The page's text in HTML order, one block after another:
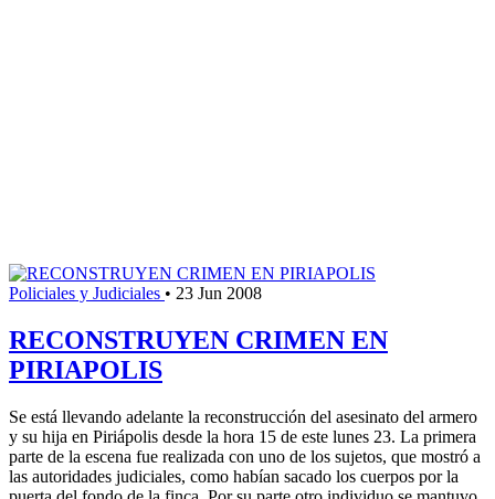
Policiales y Judiciales • 23 Jun 2008
RECONSTRUYEN CRIMEN EN
PIRIAPOLIS
Se está llevando adelante la reconstrucción del asesinato del armero
y su hija en Piriápolis desde la hora 15 de este lunes 23. La primera
parte de la escena fue realizada con uno de los sujetos, que mostró a
las autoridades judiciales, como habían sacado los cuerpos por la